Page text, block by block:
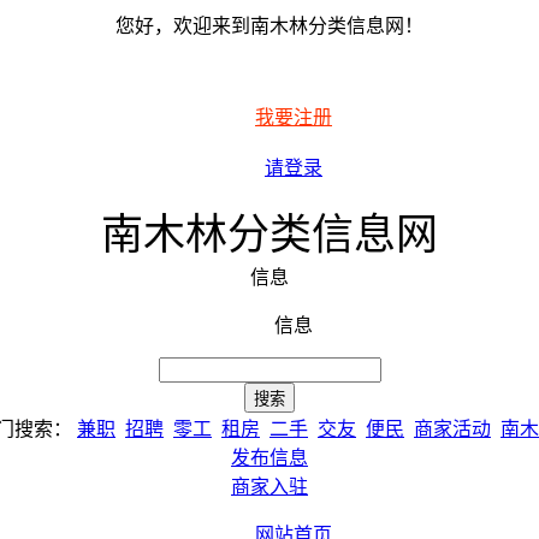
您好，欢迎来到南木林分类信息网！
我要注册
请登录
南木林分类信息网
信息
信息
搜索： 兼职 招聘 零工 租房 二手 交友 便民 商家活动 南
发布信息
商家入驻
网站首页